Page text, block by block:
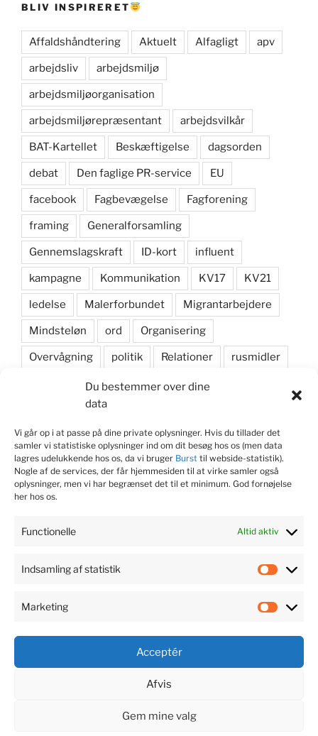
Du bestemmer over dine
data
Vi går op i at passe på dine private oplysninger. Hvis du tillader det
samler vi statistiske oplysninger ind om dit besøg hos os (men data
lagres udelukkende hos os, da vi bruger Burst til webside-statistik).
Nogle af de services, der får hjemmesiden til at virke samler også
oplysninger, men vi har begrænset det til et minimum. God fornøjelse
her hos os.
Functionelle Altid aktiv
Indsamling af statistik
Marketing
Acceptér
Afvis
Gem mine valg
BLIV INSPIRERET
Affaldshåndtering Aktuelt Alfagligt apv
arbejdsliv arbejdsmiljø
arbejdsmiljøorganisation
arbejdsmiljørepræsentant arbejdsvilkår
BAT-Kartellet Beskæftigelse dagsorden
debat Den faglige PR-service EU
facebook Fagbevægelse Fagforening
framing Generalforsamling
Gennemslagskraft ID-kort influent
kampagne Kommunikation KV17 KV21
ledelse Malerforbundet Migrantarbejdere
Mindsteløn ord Organisering
Overvågning politik Relationer rusmidler
samarbejde Samfundsansvar
skyddsombud
sociale medier Strategi valgkamp
KONTAKT JOURNALIST